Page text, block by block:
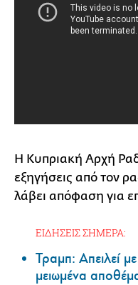
Η Κυπριακή Αρχή
εξηγήσεις από τον
λάβει απόφαση για
ΕΙΔΗΣΕΙΣ ΣΗΜΕΡΑ:
Τραμπ: Απειλεί
μειωμένα